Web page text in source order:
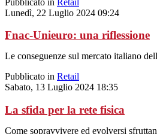
Lunedì, 22 Luglio 2024 09:24
Fnac-Unieuro: una riflessione
Le conseguenze sul mercato italiano
Pubblicato in Retail
Sabato, 13 Luglio 2024 18:35
La sfida per la rete fisica
Come sopravvivere ed evolversi